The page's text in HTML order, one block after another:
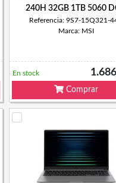
240H 32GB 1TB 5060
Referencia: 9S7-15Q321-
Marca: MSI
En stock
Comprar